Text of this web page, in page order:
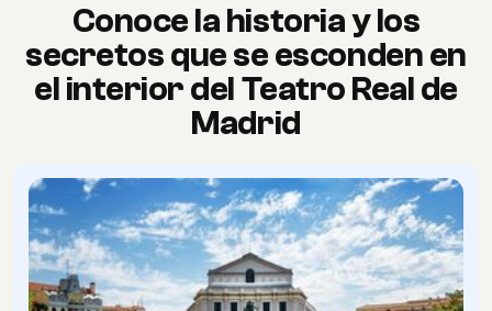
Conoce la historia y los
secretos que se esconden en
el interior del Teatro Real de
Madrid